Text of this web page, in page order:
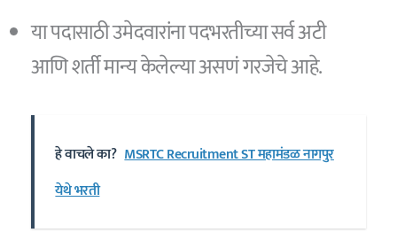
या पदासाठी उमेदवारांना पदभरतीच्या सर्व अटी
आणि शर्ती मान्य केलेल्या असणं गरजेचे आहे.
हे वाचले का? MSRTC Recruitment ST महामंडळ नागपुर
येथे भरती